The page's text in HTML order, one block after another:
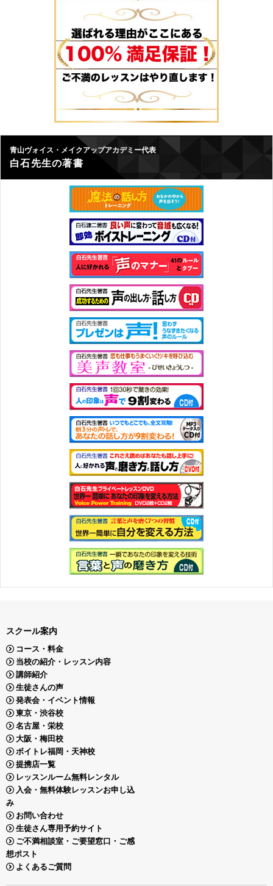
青山ヴォイス・メイクアップアカデミー代表
白石先生の著書
スクール案内
コース・料金
当校の紹介・レッスン内容
講師紹介
生徒さんの声
発表会・イベント情報
東京・渋谷校
名古屋・栄校
大阪・梅田校
ボイトレ福岡・天神校
提携店一覧
レッスンルーム無料レンタル
入会・無料体験レッスンお申し込
み
お問い合わせ
生徒さん専用予約サイト
ご不満相談室・ご要望窓口・ご感
想ポスト
よくあるご質問